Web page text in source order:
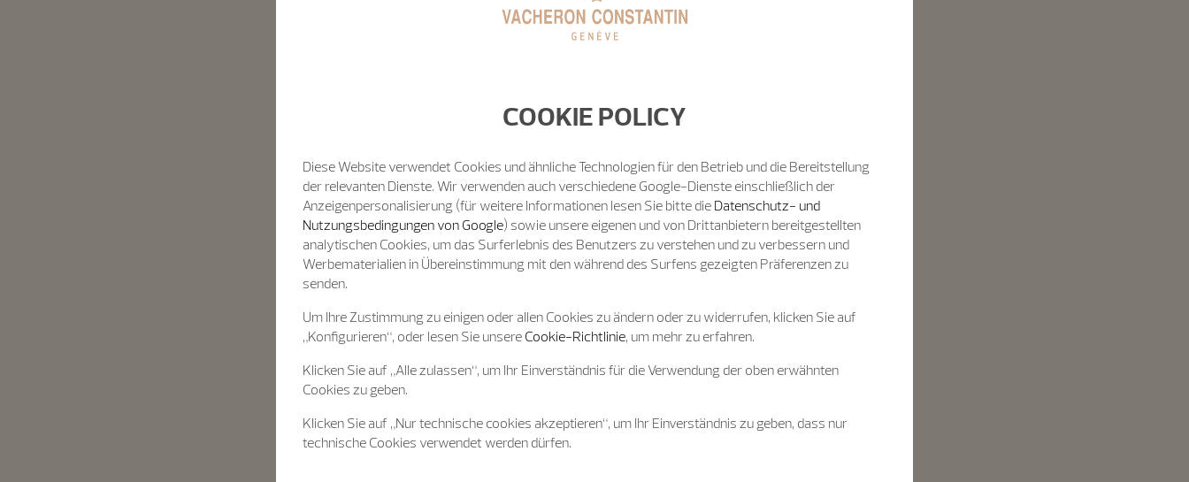
COOKIE POLICY
Diese Website verwendet Cookies und ähnliche Technologien für den Betrieb und die Bereitstellung
der relevanten Dienste. Wir verwenden auch verschiedene Google-Dienste einschließlich der
Anzeigenpersonalisierung (für weitere Informationen lesen Sie bitte die Datenschutz- und
Nutzungsbedingungen von Google) sowie unsere eigenen und von Drittanbietern bereitgestellten
analytischen Cookies, um das Surferlebnis des Benutzers zu verstehen und zu verbessern und
Werbematerialien in Übereinstimmung mit den während des Surfens gezeigten Präferenzen zu
senden.
Um Ihre Zustimmung zu einigen oder allen Cookies zu ändern oder zu widerrufen, klicken Sie auf
„Konfigurieren“, oder lesen Sie unsere Cookie-Richtlinie, um mehr zu erfahren.
Klicken Sie auf „Alle zulassen“, um Ihr Einverständnis für die Verwendung der oben erwähnten
Cookies zu geben.
Klicken Sie auf „Nur technische cookies akzeptieren“, um Ihr Einverständnis zu geben, dass nur
technische Cookies verwendet werden dürfen.